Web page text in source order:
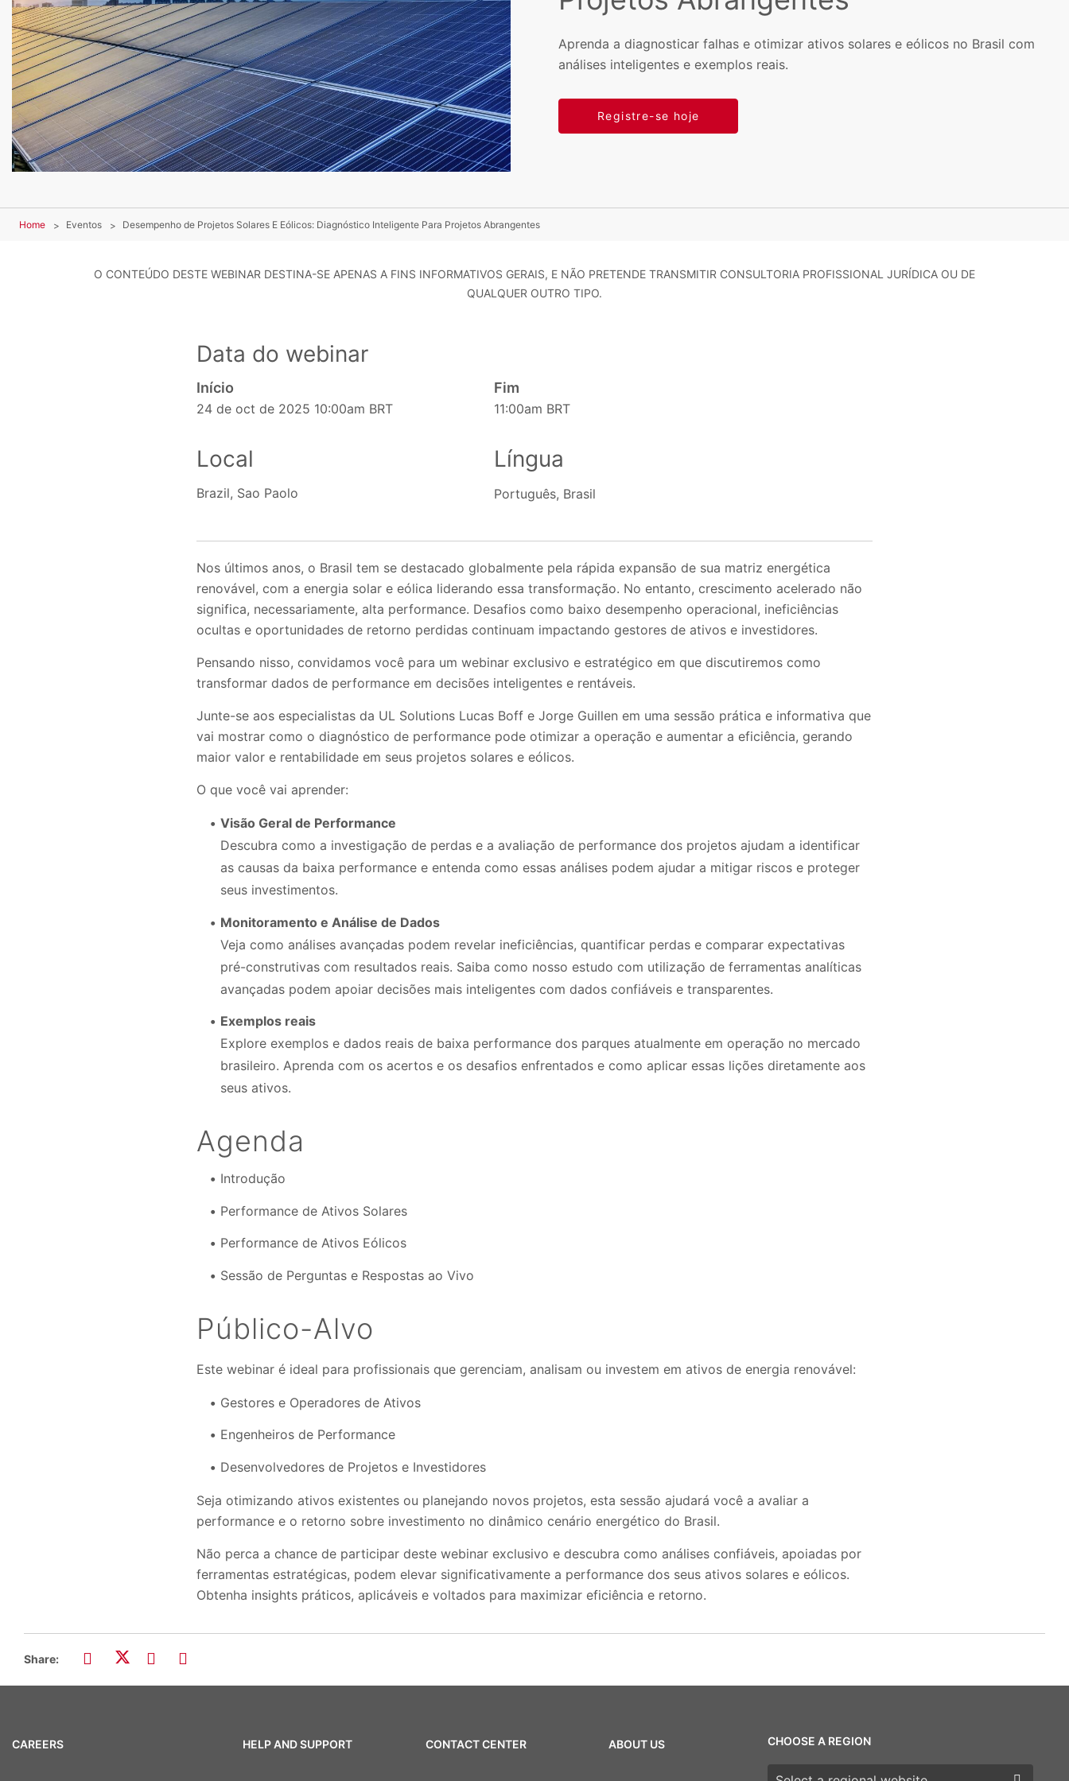
Aprenda a diagnosticar falhas e otimizar ativos solares e eólicos no Brasil com
análises inteligentes e exemplos reais.
Registre-se hoje
Home Eventos Desempenho de Projetos Solares E Eólicos: Diagnóstico Inteligente Para Projetos Abrangentes
O CONTEÚDO DESTE WEBINAR DESTINA-SE APENAS A FINS INFORMATIVOS GERAIS, E NÃO PRETENDE TRANSMITIR CONSULTORIA PROFISSIONAL JURÍDICA OU DE
QUALQUER OUTRO TIPO.
Data do webinar
Início
24 de oct de 2025 10:00am BRT
Fim
11:00am BRT
Local
Brazil, Sao Paolo
Língua
Português, Brasil
Nos últimos anos, o Brasil tem se destacado globalmente pela rápida expansão de sua matriz energética
renovável, com a energia solar e eólica liderando essa transformação. No entanto, crescimento acelerado não
significa, necessariamente, alta performance. Desafios como baixo desempenho operacional, ineficiências
ocultas e oportunidades de retorno perdidas continuam impactando gestores de ativos e investidores.
Pensando nisso, convidamos você para um webinar exclusivo e estratégico em que discutiremos como
transformar dados de performance em decisões inteligentes e rentáveis.
Junte-se aos especialistas da UL Solutions Lucas Boff e Jorge Guillen em uma sessão prática e informativa que
vai mostrar como o diagnóstico de performance pode otimizar a operação e aumentar a eficiência, gerando
maior valor e rentabilidade em seus projetos solares e eólicos.
O que você vai aprender:
Visão Geral de Performance
Descubra como a investigação de perdas e a avaliação de performance dos projetos ajudam a identificar
as causas da baixa performance e entenda como essas análises podem ajudar a mitigar riscos e proteger
seus investimentos.
Monitoramento e Análise de Dados
Veja como análises avançadas podem revelar ineficiências, quantificar perdas e comparar expectativas
pré-construtivas com resultados reais. Saiba como nosso estudo com utilização de ferramentas analíticas
avançadas podem apoiar decisões mais inteligentes com dados confiáveis e transparentes.
Exemplos reais
Explore exemplos e dados reais de baixa performance dos parques atualmente em operação no mercado
brasileiro. Aprenda com os acertos e os desafios enfrentados e como aplicar essas lições diretamente aos
seus ativos.
Agenda
Introdução
Performance de Ativos Solares
Performance de Ativos Eólicos
Sessão de Perguntas e Respostas ao Vivo
Público-Alvo
Este webinar é ideal para profissionais que gerenciam, analisam ou investem em ativos de energia renovável:
Gestores e Operadores de Ativos
Engenheiros de Performance
Desenvolvedores de Projetos e Investidores
Seja otimizando ativos existentes ou planejando novos projetos, esta sessão ajudará você a avaliar a
performance e o retorno sobre investimento no dinâmico cenário energético do Brasil.
Não perca a chance de participar deste webinar exclusivo e descubra como análises confiáveis, apoiadas por
ferramentas estratégicas, podem elevar significativamente a performance dos seus ativos solares e eólicos.
Obtenha insights práticos, aplicáveis e voltados para maximizar eficiência e retorno.
Share:
CAREERS HELP AND SUPPORT CONTACT CENTER ABOUT US CHOOSE A REGION
Choose a region